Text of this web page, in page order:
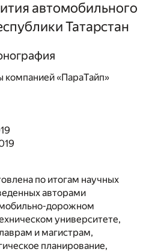
автомобильного
Татарстан
«ПараТайп»
по итогам научных
авторами
дорожном
университете,
и магистрам,
планирование,